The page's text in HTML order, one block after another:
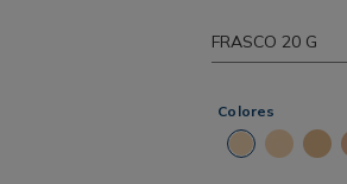
FRASCO 20 G
Colores